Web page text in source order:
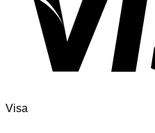
Visa